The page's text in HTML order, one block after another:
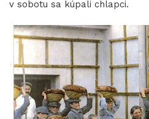
v sobotu sa kúpali chlapci.